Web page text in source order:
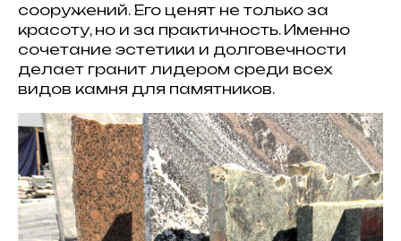
сооружений. Его ценят не только за
красоту, но и за практичность. Именно
сочетание эстетики и долговечности
делает гранит лидером среди всех
видов камня для памятников.